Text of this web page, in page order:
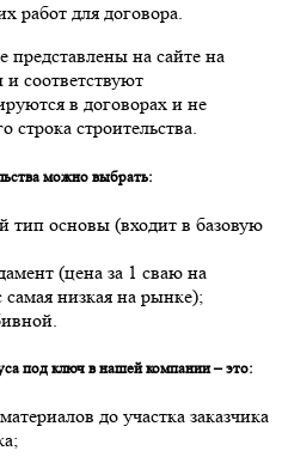
работ для договора.
на сайте на
соответствуют
в договорах и не
строка строительства.
можно выбрать:
тип основы (входит в базовую
(цена за 1 сваю на
низкая на рынке);
под ключ в нашей компании – это:
до участка заказчика